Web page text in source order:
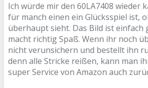
Ich würde mir den 60LA7408 wieder
für manch einen ein Glücksspiel ist,
überhaupt sieht. Das Bild ist einfach
macht richtig Spaß. Wenn ihr noch
nicht verunsichern und bestellt ihn
denn alle Stricke reißen, kann man
super Service von Amazon auch